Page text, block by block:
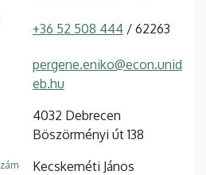
+36 52 508 444 / 62263
pergene.eniko@econ.unid
eb.hu
4032 Debrecen
Böszörményi út 138
Kecskeméti János